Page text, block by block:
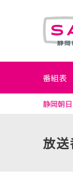
番組表
静岡朝
放